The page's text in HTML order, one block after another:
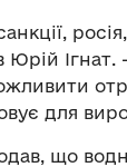
Юрій
для
що